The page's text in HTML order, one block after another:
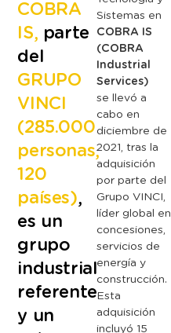
COBRA
IS, parte
del
GRUPO
VINCI
(285.000
personas,
120
países),
es un
grupo
industrial
referente
y un
Sistemas en
COBRA IS
(COBRA
Industrial
Services)
se llevó a
cabo en
diciembre de
2021,
tras la
adquisición
por parte del
Grupo VINCI,
líder global en
concesiones,
servicios de
energía y
construcción.
Esta
adquisición
incluyó 15